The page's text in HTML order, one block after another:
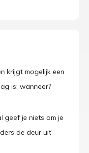
krijgt mogelijk een
is: wanneer?
geef je niets om je
de deur uit’